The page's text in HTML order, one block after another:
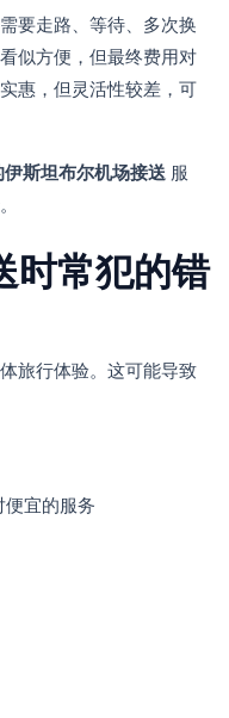
要走路、等待、多次换
似方便，但最终费用对
惠，但灵活性较差，可
伊斯坦布尔机场接送 服
时常犯的错
旅行体验。这可能导致
宜的服务